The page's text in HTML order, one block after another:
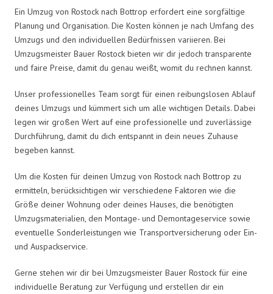
Ein Umzug von Rostock nach Bottrop erfordert eine sorgfältige
Planung und Organisation. Die Kosten können je nach Umfang des
Umzugs und den individuellen Bedürfnissen variieren. Bei
Umzugsmeister Bauer Rostock bieten wir dir jedoch transparente
und faire Preise, damit du genau weißt, womit du rechnen kannst.
Unser professionelles Team sorgt für einen reibungslosen Ablauf
deines Umzugs und kümmert sich um alle wichtigen Details. Dabei
legen wir großen Wert auf eine professionelle und zuverlässige
Durchführung, damit du dich entspannt in dein neues Zuhause
begeben kannst.
Um die Kosten für deinen Umzug von Rostock nach Bottrop zu
ermitteln, berücksichtigen wir verschiedene Faktoren wie die
Größe deiner Wohnung oder deines Hauses, die benötigten
Umzugsmaterialien, den Montage- und Demontageservice sowie
eventuelle Sonderleistungen wie Transportversicherung oder Ein-
und Auspackservice.
Gerne stehen wir dir bei Umzugsmeister Bauer Rostock für eine
individuelle Beratung zur Verfügung und erstellen dir ein